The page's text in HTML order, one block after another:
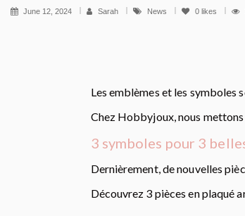
June 12, 2024 Sarah News 0 likes
Les emblèmes et les symboles
Chez Hobbyjoux, nous mettons
3 symboles pour 3
Dernièrement, de nouvelles
Découvrez 3 pièces en plaqué